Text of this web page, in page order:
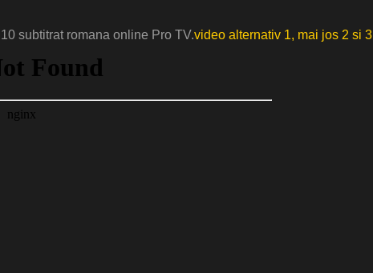
subtitrat romana online Pro TV.video alternativ 1, mai jos 2 si 3